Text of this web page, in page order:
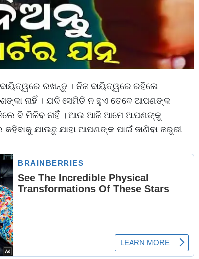
ରଖନ୍ତୁ । ନିଜ ଦାୟିତ୍ୱରେ ରହିଲେ
ନାହିଁ । ଯଦି ସେମିତି ନ ହୁଏ ତେବେ ଆପଣଙ୍କ
ବି ମିଳିବ ନାହିଁ । ଆଉ ଆଜି ଆମେ ଆପଣଙ୍କୁ
ଯାଉଛୁ ଯାହା ଆପଣଙ୍କ ପାଇଁ ଜାଣିବା ଜରୁରୀ